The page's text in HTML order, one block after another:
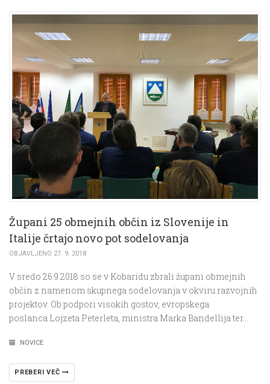
Župani 25 obmejnih občin iz Slovenije in
Italije črtajo novo pot sodelovanja
OBJAVLJENO 27. 9. 2018
V sredo 26.9.2018 so se v Kobaridu zbrali župani obmejnih
občin z namenom skupnega sodelovanja v okviru razvojnih
projektov. Ob podpori visokih gostov, evropskega
poslanca Lojzeta Peterleta, ministra Marka Bandellija ter…
NOVICE
PREBERI VEČ